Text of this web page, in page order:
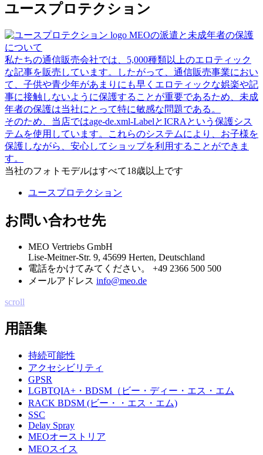
ユースプロテクション
MEOの派遣と未成年者の保護
について
私たちの通信販売会社では、5,000種類以上のエロティック
な記事を販売しています。したがって、通信販売事業におい
て、子供や青少年があまりにも早くエロティックな娯楽や記
事に接触しないように保護することが重要であるため、未成
年者の保護は当社にとって特に敏感な問題である。
そのため、当店ではage-de.xml-LabelとICRAという保護シス
テムを使用しています。これらのシステムにより、お子様を
保護しながら、安心してショップを利用することができま
す。
当社のフォトモデルはすべて18歳以上です
ユースプロテクション
お問い合わせ先
MEO Vertriebs GmbH
Lise-Meitner-Str. 9, 45699 Herten, Deutschland
電話をかけてみてください。 +49 2366 500 500
メールアドレス info@meo.de
scroll
用語集
持続可能性
アクセシビリティ
GPSR
LGBTQIA+・BDSM（ビー・ディー・エス・エム
RACK BDSM (ビー・・エス・エム)
SSC
Delay Spray
MEOオーストリア
MEOスイス